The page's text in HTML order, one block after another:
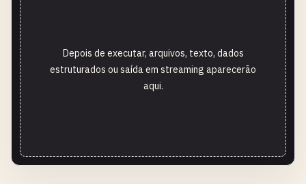
Depois de executar, arquivos, texto, dados
estruturados ou saída em streaming aparecerão
aqui.